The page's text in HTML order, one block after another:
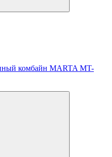
комбайн MARTA MT-